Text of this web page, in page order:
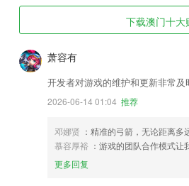
下载澳门十
萧容有
开发者对游戏的维护和更新非常及
2026-06-14 01:04 推荐
邓娜贤 ：精准的弓箭，无论距离多
慕容厚裕 ：游戏的团队合作模式
更多回复